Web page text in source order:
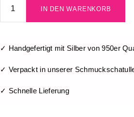
IN DEN WARENKORB
✓ Handgefertigt mit Silber von 950er
✓ Verpackt in unserer
✓ Schnelle Lieferung